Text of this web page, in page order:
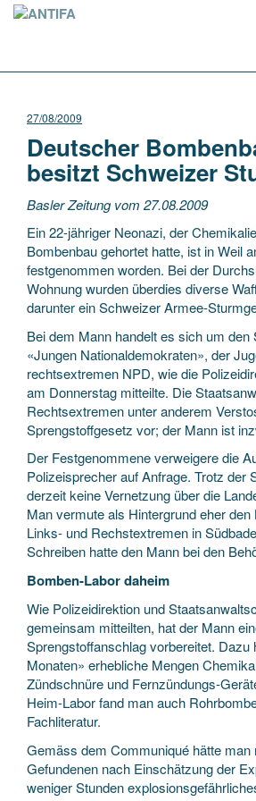
27/08/2009
Deutscher
besitzt Schweizer
Basler Zeitung vom 27.08.2009
Ein 22-jähriger Neonazi, der
Bombenbau gehortet hatte, ist in Weil
festgenommen worden. Bei der
Wohnung wurden überdies diverse
darunter ein Schweizer Armee-
Bei dem Mann handelt es sich um den
«Jungen Nationaldemokraten», der
rechtsextremen NPD, wie die
am Donnerstag mitteilte. Die
Rechtsextremen unter anderem
Sprengstoffgesetz vor; der Mann ist
Der Festgenommene verweigere die
Polizeisprecher auf Anfrage. Trotz der
derzeit keine Vernetzung über die
Man vermute als Hintergrund eher
Links- und Rechstextremen in
Schreiben hatte den Mann bei den
Bomben-Labor daheim
Wie Polizeidirektion und
gemeinsam mitteilten, hat der Mann
Sprengstoffanschlag vorbereitet. Dazu
Monaten» erhebliche Mengen
Zündschnüre und Fernzündungs-
Heim-Labor fand man auch
Fachliteratur.
Gemäss dem Communiqué hätte man
Gefundenen nach Einschätzung der
weniger Stunden